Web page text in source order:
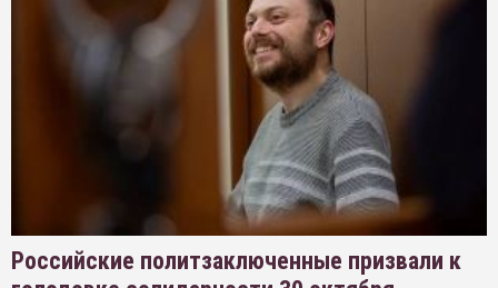
Российские политзаключенные призвали к